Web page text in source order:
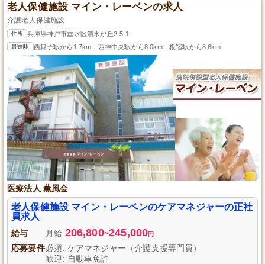
老人保健施設 マイン・レーベンの求人
介護老人保健施設
住所 兵庫県神戸市垂水区清水が丘2-5-1
最寄駅 西舞子駅から1.7km、西神中央駅から8.0km、板宿駅から8.6km
医療法人 薫風会
老人保健施設 マイン・レーベンのケアマネジャーの正社
員求人
給与 月給 206,800~245,000円
応募要件必須: ケアマネジャー（介護支援専門員）
歓迎: 自動車免許